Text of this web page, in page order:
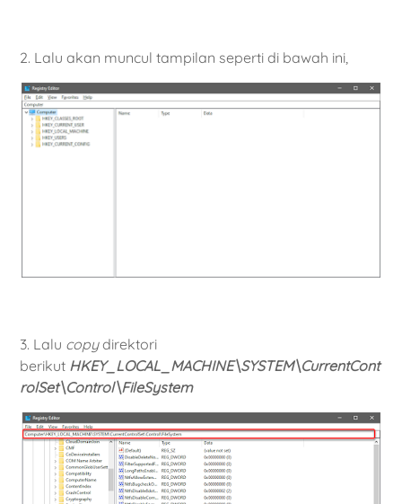
2. Lalu akan muncul tampilan seperti di bawah ini,
3. Lalu copydirektori
berikut HKEY_LOCAL_MACHINE\SYSTEM\CurrentCont
rolSet\Control\FileSystem